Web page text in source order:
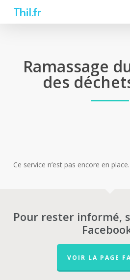
Thil.fr
Ramassage
des
Ce service n’est pas encore en
Pour rester informé,
VOIR LA PAGE